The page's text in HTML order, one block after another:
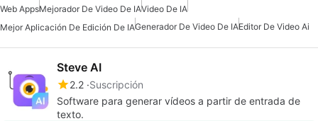
Web AppsMejorador De Video De IAVideo De IA
Mejor Aplicación De Edición De IAGenerador De Video De IAEditor De Video Ai
Steve AI
2.2 Suscripción
Software para generar vídeos a partir de entrada de
texto.